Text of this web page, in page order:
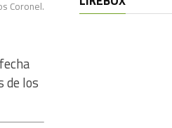
Coronel.
de los